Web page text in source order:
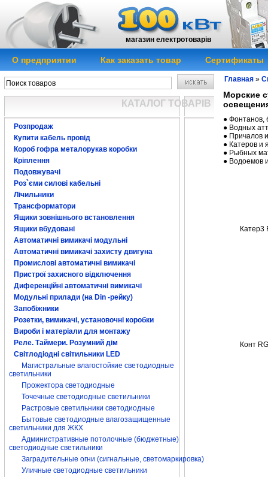
магазин електротоварів
О предприятии Как заказать товар Сертификаты
КАТАЛОГ ТОВАРІВ
Розпродаж
Купити кабель провід
Короб гофра металорукав коробки
Кріплення
Подовжувачі
Роз`єми силові кабельні
Лічильники
Трансформатори
Ящики зовнішнього встановлення
Ящики вбудовані
Автоматичні вимикачі модульні
Автоматичні вимикачі захисту двигуна
Промислові автоматичні вимикачі
Пристрої захисного відключення
Диференційні автоматичні вимикачі
Модульні прилади (на Din -рейку)
Запобіжники
Розетки, вимикачі, установочні коробки
Вироби і матеріали для монтажу
Реле. Таймери. Розумний дім
Світлодіодні світильники LED
Магистральные влагостойкие светодиодные
светильники
Прожектора светодиодные
Точечные светодиодные светильники
Растровые светильники светодиодные
Бытовые светодиодные влагозащищенные
светильники для ЖКХ
Административные потолочные (бюджетные)
светодиодные светильники
Заградительные огни (сигнальные, светомаркировка)
Уличные светодиодные светильники
Главная »
Морские
● Фонтанов,
● Водных
● Причалов
● Катеров и
● Рыбных
● Водоемов
Катер3
Конт